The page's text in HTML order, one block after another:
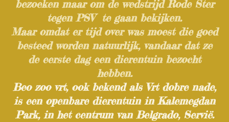
bezoeken maar om de wedstrijd Rode Ster
tegen PSV te gaan bekijken.
Maar omdat er tijd over was moest die goed
besteed worden natuurlijk, vandaar dat ze
de eerste dag een dierentuin bezocht
hebben.
Beo zoo vrt, ook bekend als Vrt dobre nade,
is een openbare dierentuin in Kalemegdan
Park, in het centrum van Belgrado, Servië.